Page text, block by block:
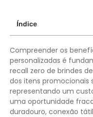
Índice
Compreender os
personalizadas é
recall zero de brindes
dos itens promocionais
representando um
uma oportunidade
duradouro, conexão